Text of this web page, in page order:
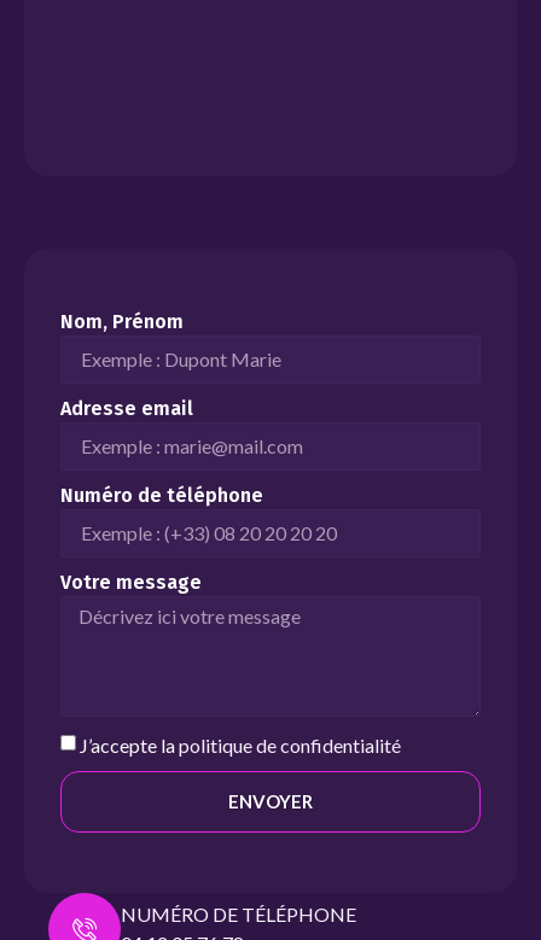
NUMÉRO DE TÉLÉPHONE
Nom, Prénom
Adresse email
Numéro de téléphone
Votre message
J’accepte lapolitique de confidentialité
ENVOYER